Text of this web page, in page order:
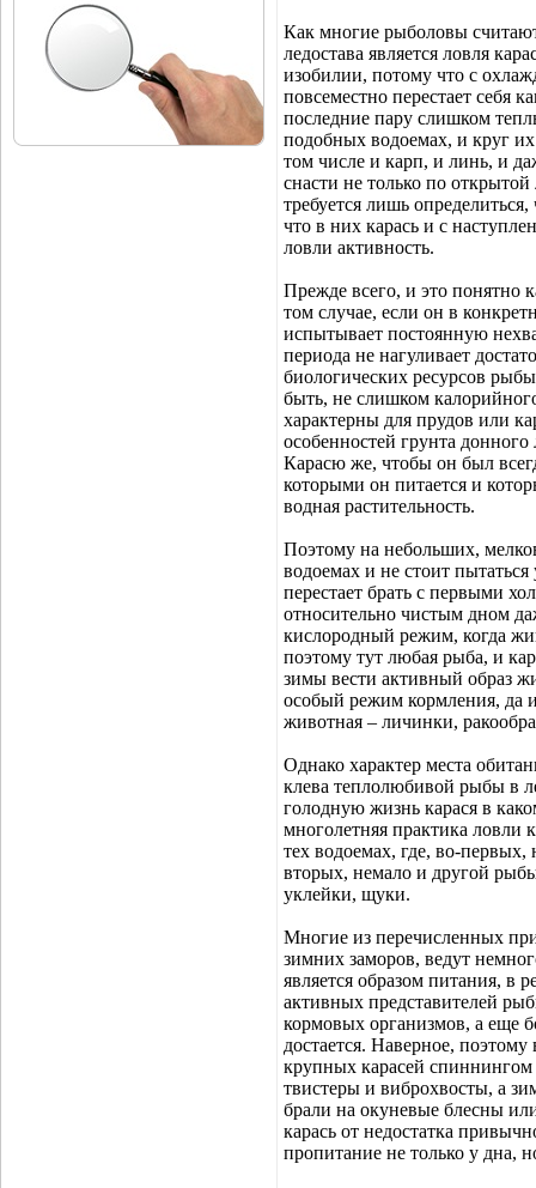
Как многие рыболовы
ледостава является ловля
изобилии, потому что с
повсеместно перестает себя
последние пару слишком
подобных водоемах, и круг
том числе и карп, и линь, и
снасти не только по
требуется лишь
что в них карась и с
ловли активность.
Прежде всего, и это понятно
том случае, если он в
испытывает постоянную
периода не нагуливает
биологических ресурсов
быть, не слишком
характерны для прудов или
особенностей грунта
Карасю же, чтобы он был
которыми он питается и
водная растительность.
Поэтому на небольших,
водоемах и не стоит
перестает брать с первыми
относительно чистым дном
кислородный режим, когда
поэтому тут любая рыба, и
зимы вести активный образ
особый режим кормления, да
животная – личинки,
Однако характер места
клева теплолюбивой рыбы в
голодную жизнь карася в
многолетняя практика ловли
тех водоемах, где, во-первых,
вторых, немало и другой
уклейки, щуки.
Многие из перечисленных
зимних заморов, ведут
является образом питания, в
активных представителей
кормовых организмов, а еще
достается. Наверное,
крупных карасей
твистеры и виброхвосты, а
брали на окуневые блесны
карась от недостатка
пропитание не только у дна,